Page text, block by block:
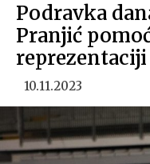
Podravka
Pranjić
reprezentaciji
10.11.2023